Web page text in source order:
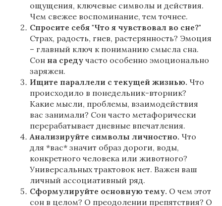
ощущения, ключевые символы и действия.
Чем свежее воспоминание, тем точнее.
Спросите себя "Что я чувствовал во сне?"
Страх, радость, гнев, растерянность? Эмоция
– главный ключ к пониманию смысла сна.
Сон на среду часто особенно эмоционально
заряжен.
Ищите параллели с текущей жизнью. Что
происходило в понедельник-вторник?
Какие мысли, проблемы, взаимодействия
вас занимали? Сон часто метафорически
перерабатывает дневные впечатления.
Анализируйте символы личностно. Что
для *вас* значит образ дороги, воды,
конкретного человека или животного?
Универсальных трактовок нет. Важен ваш
личный ассоциативный ряд.
Сформулируйте основную тему. О чем этот
сон в целом? О преодолении препятствия? О